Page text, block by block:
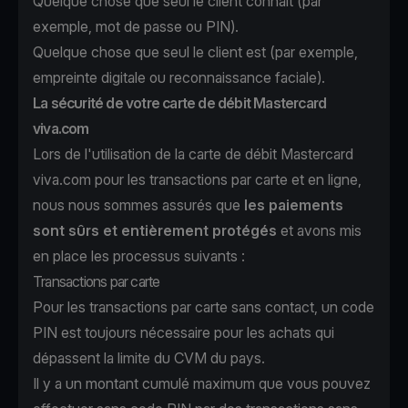
exemple, mot de passe ou PIN).
Quelque chose que seul le client est (par exemple,
empreinte digitale ou reconnaissance faciale).
La sécurité de votre carte de débit Mastercard
viva.com
Lors de l'utilisation de la carte de débit Mastercard
viva.com pour les transactions par carte et en ligne,
nous nous sommes assurés que les paiements
sont sûrs et entièrement protégés et avons mis
en place les processus suivants :
Transactions par carte
Pour les transactions par carte sans contact, un code
PIN est toujours nécessaire pour les achats qui
dépassent la limite du CVM du pays.
Il y a un montant cumulé maximum que vous pouvez